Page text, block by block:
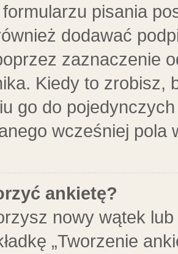
pisania
dodawać
zaznaczenie
Kiedy to zrobisz,
go do
wcześniej pola
ankietę?
nowy wątek
„Tworzenie